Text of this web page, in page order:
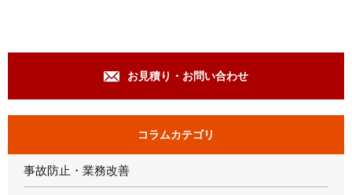
お見積り・お問い合わせ
コラムカテゴリ
事故防止・業務改善